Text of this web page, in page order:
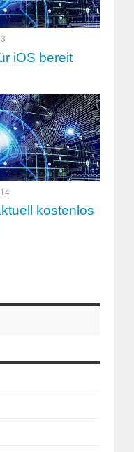
iOS bereit
kostenlos